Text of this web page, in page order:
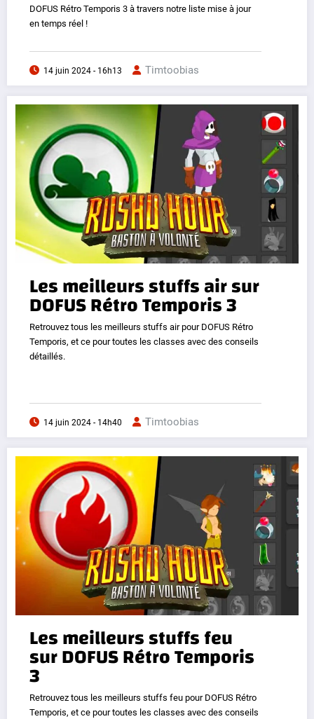
DOFUS Rétro Temporis 3 à travers notre liste mise à jour
en temps réel !
14 juin 2024 - 16h13 Timtoobias
Les meilleurs stuffs air sur
DOFUS Rétro Temporis 3
Retrouvez tous les meilleurs stuffs air pour DOFUS Rétro
Temporis, et ce pour toutes les classes avec des conseils
détaillés.
14 juin 2024 - 14h40 Timtoobias
Les meilleurs stuffs feu
sur DOFUS Rétro Temporis
3
Retrouvez tous les meilleurs stuffs feu pour DOFUS Rétro
Temporis, et ce pour toutes les classes avec des conseils